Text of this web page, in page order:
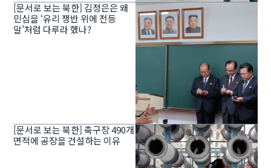
[문서로 보는 북한] 김정은은 왜
민심을 ‘유리 쟁반 위에 전등
알’처럼 다루라 했나?
[문서로 보는 북한] 축구장 490개
면적에 공장을 건설하는 이유